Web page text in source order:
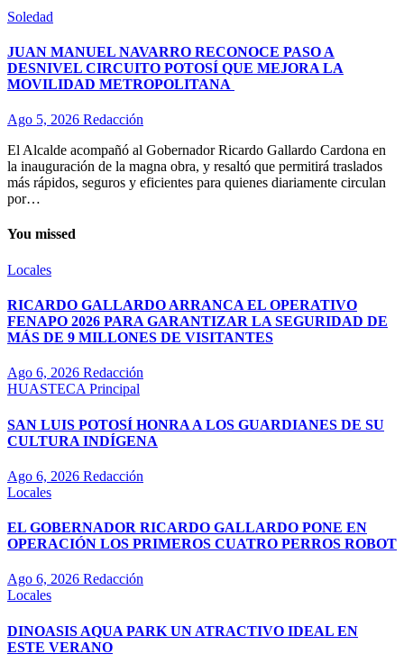
Soledad
JUAN MANUEL NAVARRO RECONOCE PASO A
DESNIVEL CIRCUITO POTOSÍ QUE MEJORA LA
MOVILIDAD METROPOLITANA
Ago 5, 2026 Redacción
El Alcalde acompañó al Gobernador Ricardo Gallardo Cardona en
la inauguración de la magna obra, y resaltó que permitirá traslados
más rápidos, seguros y eficientes para quienes diariamente circulan
por…
You missed
Locales
RICARDO GALLARDO ARRANCA EL OPERATIVO
FENAPO 2026 PARA GARANTIZAR LA SEGURIDAD DE
MÁS DE 9 MILLONES DE VISITANTES
Ago 6, 2026 Redacción
HUASTECA Principal
SAN LUIS POTOSÍ HONRA A LOS GUARDIANES DE SU
CULTURA INDÍGENA
Ago 6, 2026 Redacción
Locales
EL GOBERNADOR RICARDO GALLARDO PONE EN
OPERACIÓN LOS PRIMEROS CUATRO PERROS ROBOT
Ago 6, 2026 Redacción
Locales
DINOASIS AQUA PARK UN ATRACTIVO IDEAL EN
ESTE VERANO